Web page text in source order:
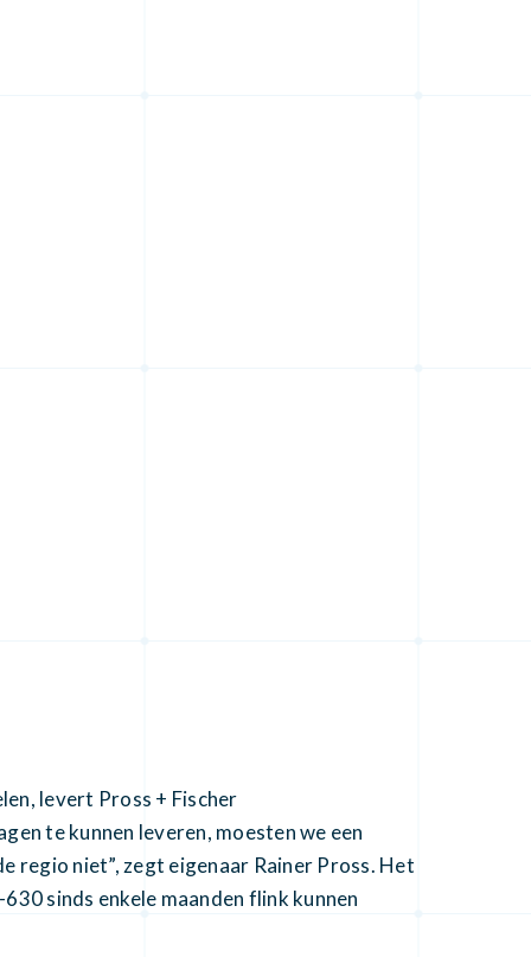
levert Pross + Fischer
te kunnen leveren, moesten we een
regio niet”, zegt eigenaar Rainer Pross. Het
sinds enkele maanden flink kunnen